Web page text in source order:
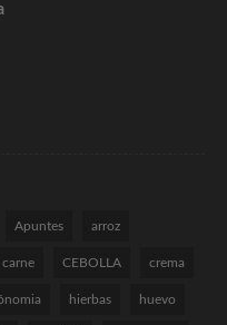
Apuntes arroz
carne CEBOLLA crema
hierbas huevo